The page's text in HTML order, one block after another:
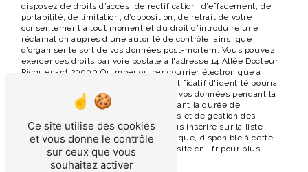
disposez de droits d’accès, de rectification, d’effacement, de
portabilité, de limitation, d’opposition, de retrait de votre
consentement à tout moment et du droit d’introduire une
réclamation auprès d’une autorité de contrôle, ainsi que
d’organiser le sort de vos données post-mortem. Vous pouvez
exercer ces droits par voie postale à l'adresse 14 Allée Docteur
Picquenard 29000 Quimper ou par courrier électronique à
l'adresse david@auraconfort.fr. Un justificatif d'identité pourra
vous être demandé. Nous conservons vos données pendant la
période de prise de contact puis pendant la durée de
prescription légale aux fins probatoires et de gestion des
contentieux. Vous avez le droit de vous inscrire sur la liste
d'opposition au démarchage téléphonique, disponible à cette
adresse:Bloctel.gouv.fr. Consultez le site cnil.fr pour plus
d’informations sur vos droits.
Ce site utilise des cookies
et vous donne le contrôle
sur ceux que vous
souhaitez activer